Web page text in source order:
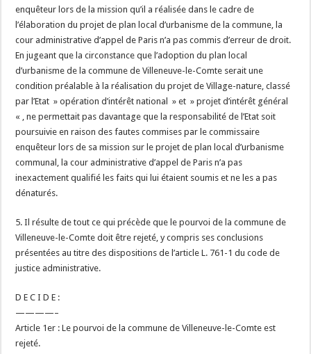
enquêteur lors de la mission qu’il a réalisée dans le cadre de
l’élaboration du projet de plan local d’urbanisme de la commune, la
cour administrative d’appel de Paris n’a pas commis d’erreur de droit.
En jugeant que la circonstance que l’adoption du plan local
d’urbanisme de la commune de Villeneuve-le-Comte serait une
condition préalable à la réalisation du projet de Village-nature, classé
par l’Etat » opération d’intérêt national » et » projet d’intérêt général
« , ne permettait pas davantage que la responsabilité de l’Etat soit
poursuivie en raison des fautes commises par le commissaire
enquêteur lors de sa mission sur le projet de plan local d’urbanisme
communal, la cour administrative d’appel de Paris n’a pas
inexactement qualifié les faits qui lui étaient soumis et ne les a pas
dénaturés.
5. Il résulte de tout ce qui précède que le pourvoi de la commune de
Villeneuve-le-Comte doit être rejeté, y compris ses conclusions
présentées au titre des dispositions de l’article L. 761-1 du code de
justice administrative.
D E C I D E :
————–
Article 1er : Le pourvoi de la commune de Villeneuve-le-Comte est
rejeté.